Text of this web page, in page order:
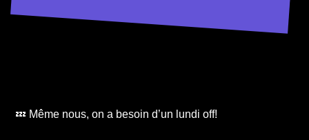
💤 Même nous, on a besoin d’un lundi off!